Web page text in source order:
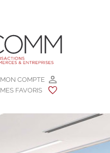
MON COMPTE
MES FAVORIS